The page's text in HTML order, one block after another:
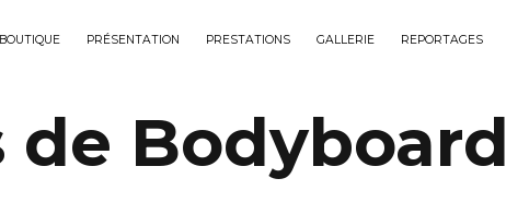
BOUTIQUE PRÉSENTATION PRESTATIONS GALLERIE REPORTAGES
de Bodyboard